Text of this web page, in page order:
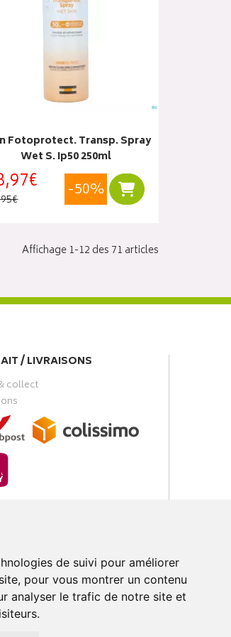
de suivi pour améliorer
pour vous montrer un contenu
analyser le trafic de notre site et
Fotoprotect. Transp. Spray
Wet S. Ip50 250ml
-50% Ajouter au panier
Affichage 1-12 des 71 articles
/ LIVRAISONS
collect